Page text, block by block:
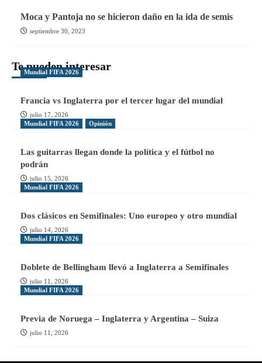
Moca y Pantoja no se hicieron daño en la ida de semis
septiembre 30, 2023
Te pueden interesar
Mundial FIFA 2026
Francia vs Inglaterra por el tercer lugar del mundial
julio 17, 2026
Mundial FIFA 2026
Opinión
Las guitarras llegan donde la política y el fútbol no
podrán
julio 15, 2026
Mundial FIFA 2026
Dos clásicos en Semifinales: Uno europeo y otro mundial
julio 14, 2026
Mundial FIFA 2026
Doblete de Bellingham llevó a Inglaterra a Semifinales
julio 11, 2026
Mundial FIFA 2026
Previa de Noruega – Inglaterra y Argentina – Suiza
julio 11, 2026